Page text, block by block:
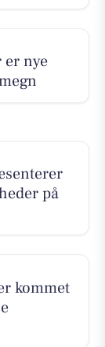
er nye
på
kommet